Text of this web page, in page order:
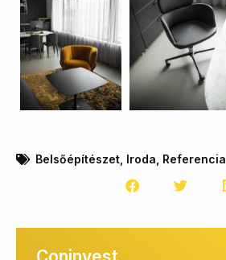
Belsőépítészet Iroda Referencia